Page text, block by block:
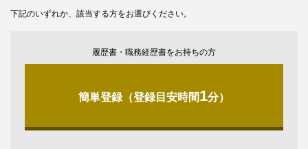
下記のいずれか、該当する方をお選びください。
履歴書・職務経歴書をお持ちの方
簡単登録（登録目安時間1分）